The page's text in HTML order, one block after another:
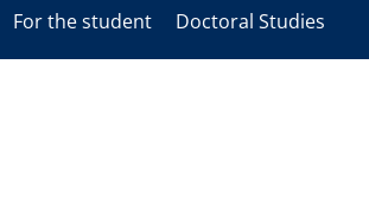
For the student Doctoral Studies